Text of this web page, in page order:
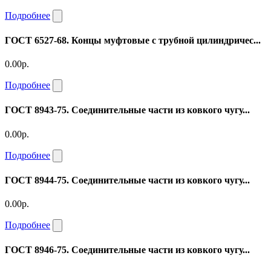
Подробнее
ГОСТ 6527-68. Концы муфтовые с трубной цилиндричес...
0.00р.
Подробнее
ГОСТ 8943-75. Соединительные части из ковкого чугу...
0.00р.
Подробнее
ГОСТ 8944-75. Соединительные части из ковкого чугу...
0.00р.
Подробнее
ГОСТ 8946-75. Соединительные части из ковкого чугу...